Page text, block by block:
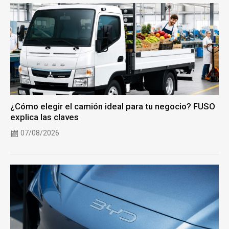
¿Cómo elegir el camión ideal para tu negocio? FUSO
explica las claves
07/08/2026